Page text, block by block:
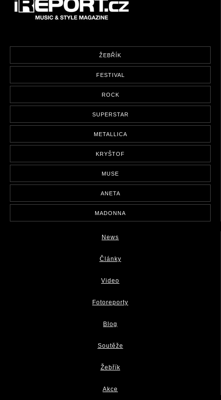
ŽEBŘÍK
FESTIVAL
ROCK
SUPERSTAR
METALLICA
KRYŠTOF
MUSE
ANETA
MADONNA
News
Články
Video
Fotoreporty
Blog
Soutěže
Žebřík
Akce